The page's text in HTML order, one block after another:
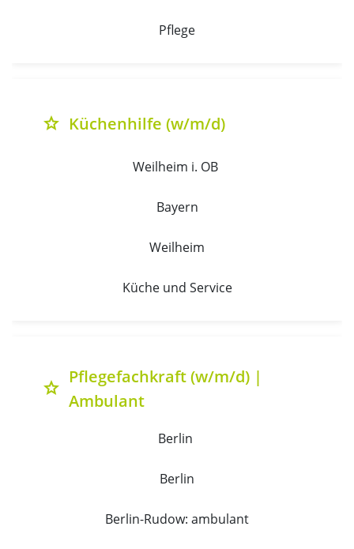
Pflege
grade Küchenhilfe (w/m/d)
Weilheim i. OB
Bayern
Weilheim
Küche und Service
grade
Pflegefachkraft (w/m/d) |
Ambulant
Berlin
Berlin
Berlin-Rudow: ambulant